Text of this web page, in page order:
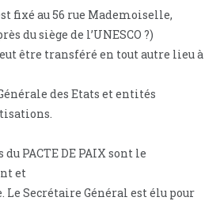
fixé au 56 rue Mademoiselle,
du siège de l’UNESCO ?)
être transféré en tout autre lieu à
des Etats et entités
du PACTE DE PAIX sont le
et
Le Secrétaire Général est élu pour